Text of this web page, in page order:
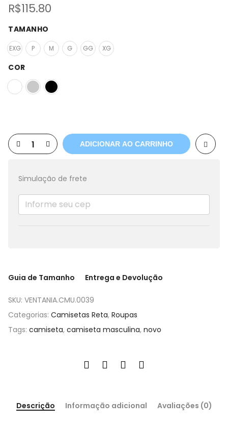
R$115.80
TAMANHO
EXG P M G GG XG
COR
ADICIONAR AO CARRINHO
Simulação de frete
Guia de Tamanho Entrega e Devolução
SKU: VENTANIA.CMU.0039
Categorias: Camisetas Reta, Roupas
Tags: camiseta, camiseta masculina, novo
Descrição Informação adicional Avaliações (0)